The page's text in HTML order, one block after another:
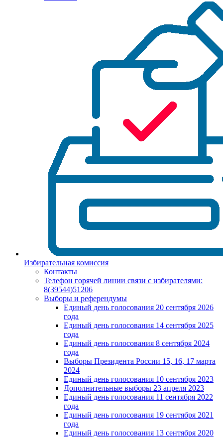
Избирательная комиссия
Контакты
Телефон горячей линии связи с избирателями:
8(39544)51206
Выборы и референдумы
Единый день голосования 20 сентября 2026
года
Единый день голосования 14 сентября 2025
года
Единый день голосования 8 сентября 2024
года
Выборы Президента России 15, 16, 17 марта
2024
Единый день голосования 10 сентября 2023
Дополнительные выборы 23 апреля 2023
Единый день голосования 11 сентября 2022
года
Единый день голосования 19 сентября 2021
года
Единый день голосования 13 сентября 2020